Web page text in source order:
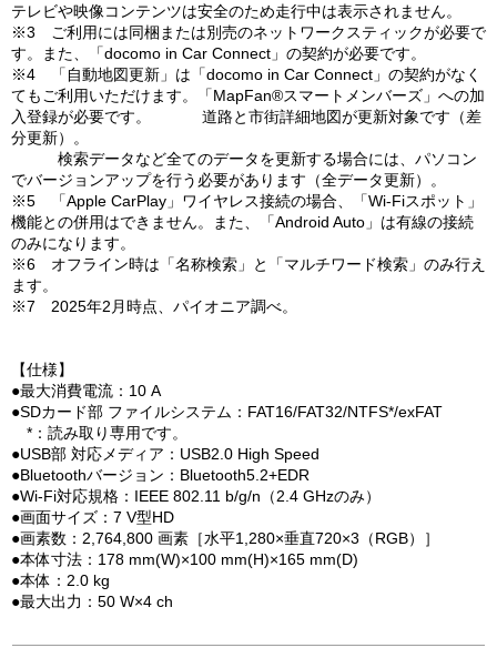
テレビや映像コンテンツは安全のため走行中は表示されません。
※3 ご利用には同梱または別売のネットワークスティックが必要で
す。また、「docomo in Car Connect」の契約が必要です。
※4 「自動地図更新」は「docomo in Car Connect」の契約がなく
てもご利用いただけます。「MapFan®スマートメンバーズ」への加
入登録が必要です。 道路と市街詳細地図が更新対象です（差
分更新）。
検索データなど全てのデータを更新する場合には、パソコン
でバージョンアップを行う必要があります（全データ更新）。
※5 「Apple CarPlay」ワイヤレス接続の場合、「Wi-Fiスポット」
機能との併用はできません。また、「Android Auto」は有線の接続
のみになります。
※6 オフライン時は「名称検索」と「マルチワード検索」のみ行え
ます。
※7 2025年2月時点、パイオニア調べ。
【仕様】
●最大消費電流：10 A
●SDカード部 ファイルシステム：FAT16/FAT32/NTFS*/exFAT
*：読み取り専用です。
●USB部 対応メディア：USB2.0 High Speed
●Bluetoothバージョン：Bluetooth5.2+EDR
●Wi-Fi対応規格：IEEE 802.11 b/g/n（2.4 GHzのみ）
●画面サイズ：7 V型HD
●画素数：2,764,800 画素［水平1,280×垂直720×3（RGB）］
●本体寸法：178 mm(W)×100 mm(H)×165 mm(D)
●本体：2.0 kg
●最大出力：50 W×4 ch